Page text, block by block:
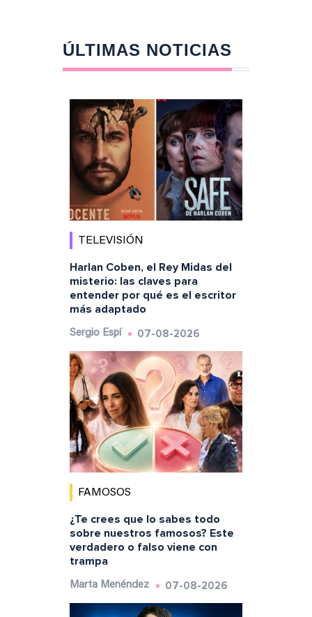
ÚLTIMAS NOTICIAS
TELEVISIÓN
Harlan Coben, el Rey Midas del
misterio: las claves para
entender por qué es el escritor
más adaptado
Sergio Espí 07-08-2026
FAMOSOS
¿Te crees que lo sabes todo
sobre nuestros famosos? Este
verdadero o falso viene con
trampa
Marta Menéndez 07-08-2026